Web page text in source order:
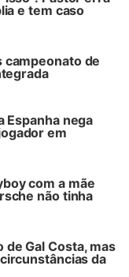
e tem caso
campeonato de
Espanha nega
em
com a mãe
não tinha
Gal Costa, mas
da